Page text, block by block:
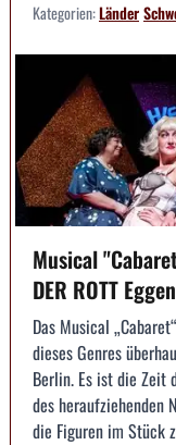
Kategorien:Länder
Musical
DER ROTT
Das Musical
dieses Genres
Berlin. Es ist die Zeit
des heraufziehenden
die Figuren im Stück